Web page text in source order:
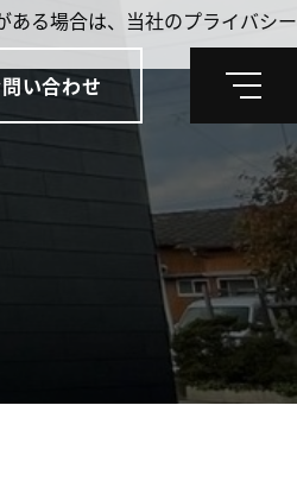
い合わせ
メ
ある場合は、当社のプライバシー